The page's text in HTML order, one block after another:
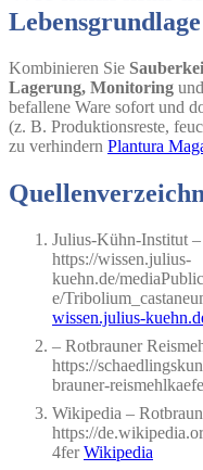
Kombinieren Sie
Lagerung, Monitoring
befallene Ware sofort und
(z. B. Produktionsreste,
zu verhindern Plantura
Julius-Kühn-Institut –
https://wissen.julius-
kuehn.de/
e/
wissen.julius-
– Rotbrauner
https://
brauner-
Wikipedia –
https://
4ferWikipedia